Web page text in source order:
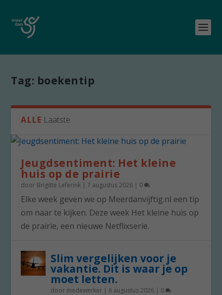
Tag: boekentip
ALLE Laatste
Jeugdsentiment: Het kleine
huis op de prairie
door Brigitte Leferink |7 augustus 2026 | 0
Elke week geven we op Meerdanvijftig.nl een tip
om naar te kijken. Deze week Het kleine huis op
de prairie, een nieuwe Netflixserie.
Slim vergelijken voor je
vakantie. Dit is waar je op
moet letten.
door medewerker | 6 augustus 2026 | 0